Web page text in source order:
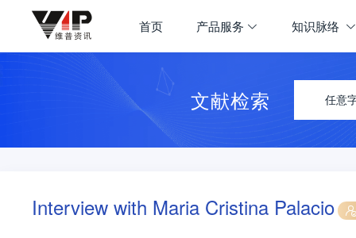
首页 产品服务 知识脉络
文献检索 任意
Interview with Maria Cristina Palacio